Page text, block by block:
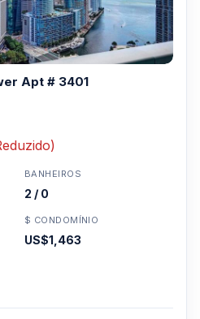
Apt # 3401
BANHEIROS
2 / 0
$ CONDOMÍNIO
US$1,463